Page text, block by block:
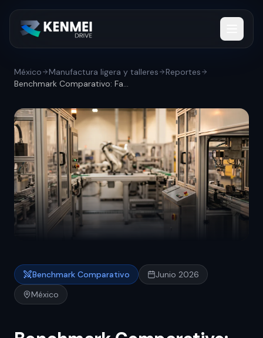
México Manufactura ligera y talleres
Reportes
Benchmark Comparativo: Fabricantes mexic...
Benchmark Comparativo
Junio 2026
México